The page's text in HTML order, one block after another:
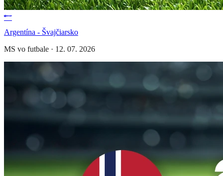
Argentína - Švajčiarsko
MS vo futbale · 12. 07. 2026